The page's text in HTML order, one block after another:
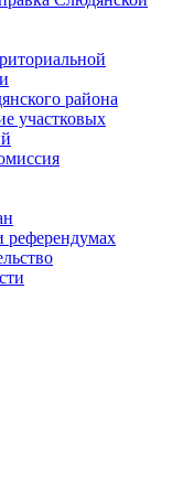
района
участковых
референдумах